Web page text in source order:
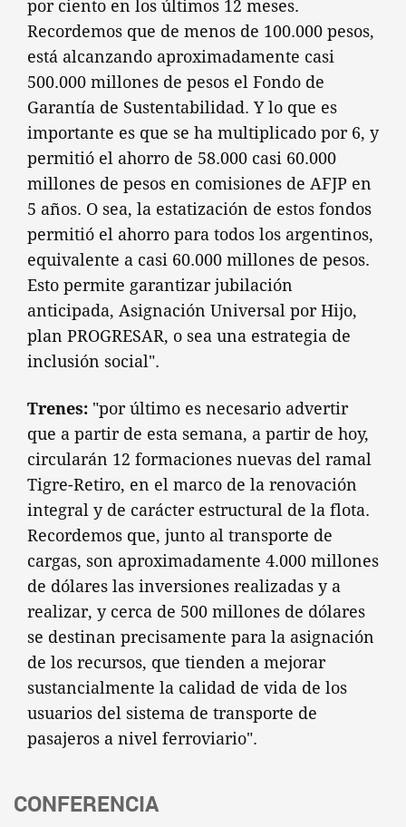
por ciento en los últimos 12 meses.
Recordemos que de menos de 100.000 pesos,
está alcanzando aproximadamente casi
500.000 millones de pesos el Fondo de
Garantía de Sustentabilidad. Y lo que es
importante es que se ha multiplicado por 6, y
permitió el ahorro de 58.000 casi 60.000
millones de pesos en comisiones de AFJP en
5 años. O sea, la estatización de estos fondos
permitió el ahorro para todos los argentinos,
equivalente a casi 60.000 millones de pesos.
Esto permite garantizar jubilación
anticipada, Asignación Universal por Hijo,
plan PROGRESAR, o sea una estrategia de
inclusión social".
Trenes: "por último es necesario advertir
que a partir de esta semana, a partir de hoy,
circularán 12 formaciones nuevas del ramal
Tigre-Retiro, en el marco de la renovación
integral y de carácter estructural de la flota.
Recordemos que, junto al transporte de
cargas, son aproximadamente 4.000 millones
de dólares las inversiones realizadas y a
realizar, y cerca de 500 millones de dólares
se destinan precisamente para la asignación
de los recursos, que tienden a mejorar
sustancialmente la calidad de vida de los
usuarios del sistema de transporte de
pasajeros a nivel ferroviario".
CONFERENCIA